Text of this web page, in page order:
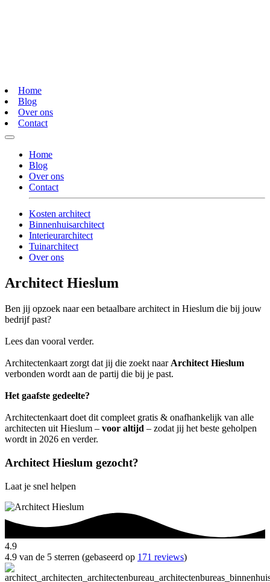
Home
Blog
Over ons
Contact
Home
Blog
Over ons
Contact
Kosten architect
Binnenhuisarchitect
Interieurarchitect
Tuinarchitect
Over ons
Architect Hieslum
Ben jij opzoek naar een betaalbare architect in Hieslum die bij jouw
bedrijf past?
Lees dan vooral verder.
Architectenkaart zorgt dat jij die zoekt naar Architect Hieslum
verbonden wordt aan de partij die bij je past.
Het gaafste gedeelte?
Architectenkaart doet dit compleet gratis & onafhankelijk van alle
architecten uit Hieslum – voor altijd – zodat jij het beste geholpen
wordt in 2026 en verder.
Architect Hieslum gezocht?
Laat je snel helpen
4.9
4.9 van de 5 sterren (gebaseerd op 171 reviews)